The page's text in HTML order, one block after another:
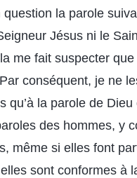
la parole
Jésus ni le
me fait suspecter
conséquent, je ne
qu’à la parole de
des hommes, y
même si elles font
sont conformes à